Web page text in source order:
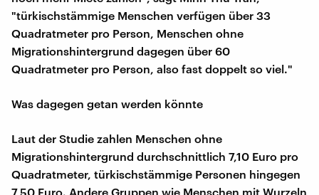
"türkischstämmige Menschen verfügen über 33
Quadratmeter pro Person, Menschen ohne
Migrationshintergrund dagegen über 60
Quadratmeter pro Person, also fast doppelt so viel."
Was dagegen getan werden könnte
Laut der Studie zahlen Menschen ohne
Migrationshintergrund durchschnittlich 7,10 Euro pro
Quadratmeter, türkischstämmige Personen hingegen
7,50 Euro. Andere Gruppen wie Menschen mit Wurzeln